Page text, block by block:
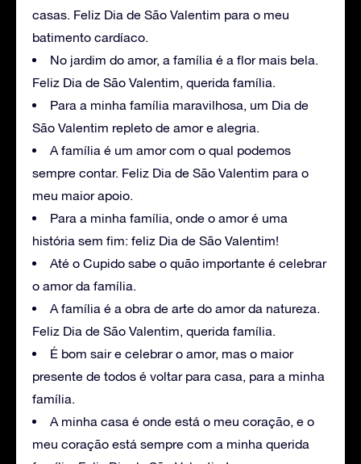
casas. Feliz Dia de São Valentim para o meu
batimento cardíaco.
No jardim do amor, a família é a flor mais bela.
Feliz Dia de São Valentim, querida família.
Para a minha família maravilhosa, um Dia de
São Valentim repleto de amor e alegria.
A família é um amor com o qual podemos
sempre contar. Feliz Dia de São Valentim para o
meu maior apoio.
Para a minha família, onde o amor é uma
história sem fim: feliz Dia de São Valentim!
Até o Cupido sabe o quão importante é celebrar
o amor da família.
A família é a obra de arte do amor da natureza.
Feliz Dia de São Valentim, querida família.
É bom sair e celebrar o amor, mas o maior
presente de todos é voltar para casa, para a minha
família.
A minha casa é onde está o meu coração, e o
meu coração está sempre com a minha querida